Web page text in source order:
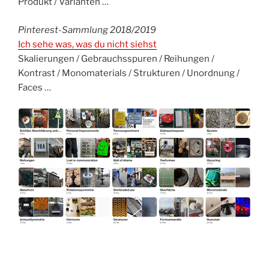
Pinterest-Sammlung 2018/2019
Ich sehe was, was du nicht siehst
Skalierungen / Gebrauchsspuren / Reihungen /
Kontrast / Monomaterials / Strukturen / Unordnung /
Faces …